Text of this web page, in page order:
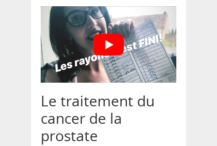
Le traitement du
cancer de la
prostate